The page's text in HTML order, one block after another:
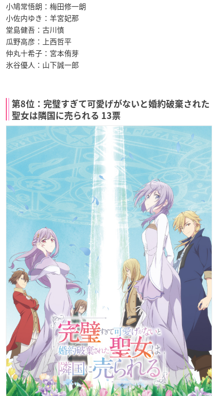
小鳩常悟朗：梅田修一朗
小佐内ゆき：羊宮妃那
堂島健吾：古川慎
瓜野高彦：上西哲平
仲丸十希子：宮本侑芽
氷谷優人：山下誠一郎
第8位：完璧すぎて可愛げがないと婚約破棄された
聖女は隣国に売られる 13票